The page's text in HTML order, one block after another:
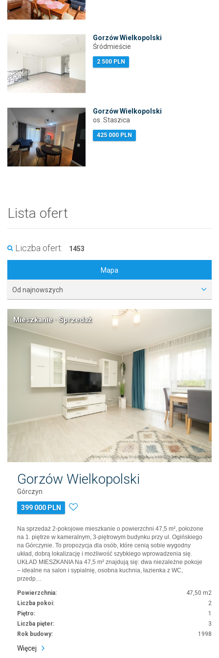
Gorzów Wielkopolski
Śródmieście
2 500 PLN
Gorzów Wielkopolski
os. Staszica
425 000 PLN
Lista ofert
Liczba ofert: 1453
Mapa
Od najnowszych
Mieszkanie · Sprzedaż
Gorzów Wielkopolski
Górczyn
399 000 PLN
Na sprzedaż 2-pokojowe mieszkanie o powierzchni 47,5 m², położone
na 1. piętrze w kameralnym, 3-piętrowym budynku przy ul. Ogińskiego
na Górczynie. To propozycja dla osób, które cenią sobie wygodny
układ, dobrą lokalizację i możliwość szybkiego wprowadzenia się.
UKŁAD MIESZKANIA Na 47,5 m² znajdują się: dwa niezależne pokoje
– idealne na salon i sypialnię, osobna kuchnia, łazienka z WC,
przedp…
Powierzchnia:
47,50 m2
Liczba pokoi:
2
Piętro:
1
Liczba pięter:
3
Rok budowy:
1998
Więcej